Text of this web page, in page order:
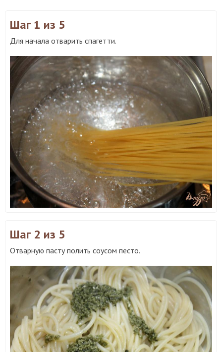
Шаг 1 из 5
Для начала отварить спагетти.
Шаг 2 из 5
Отварную пасту полить соусом песто.